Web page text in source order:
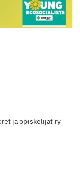
ja opiskelijat ry